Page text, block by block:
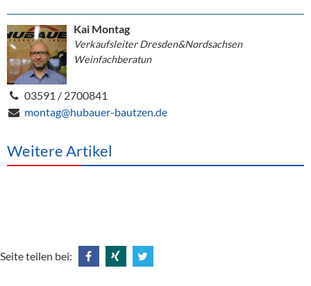
Kai Montag
Verkaufsleiter Dresden&Nordsachsen
Weinfachberatun
03591 / 2700841
montag@hubauer-bautzen.de
Weitere Artikel
Seite teilen bei: